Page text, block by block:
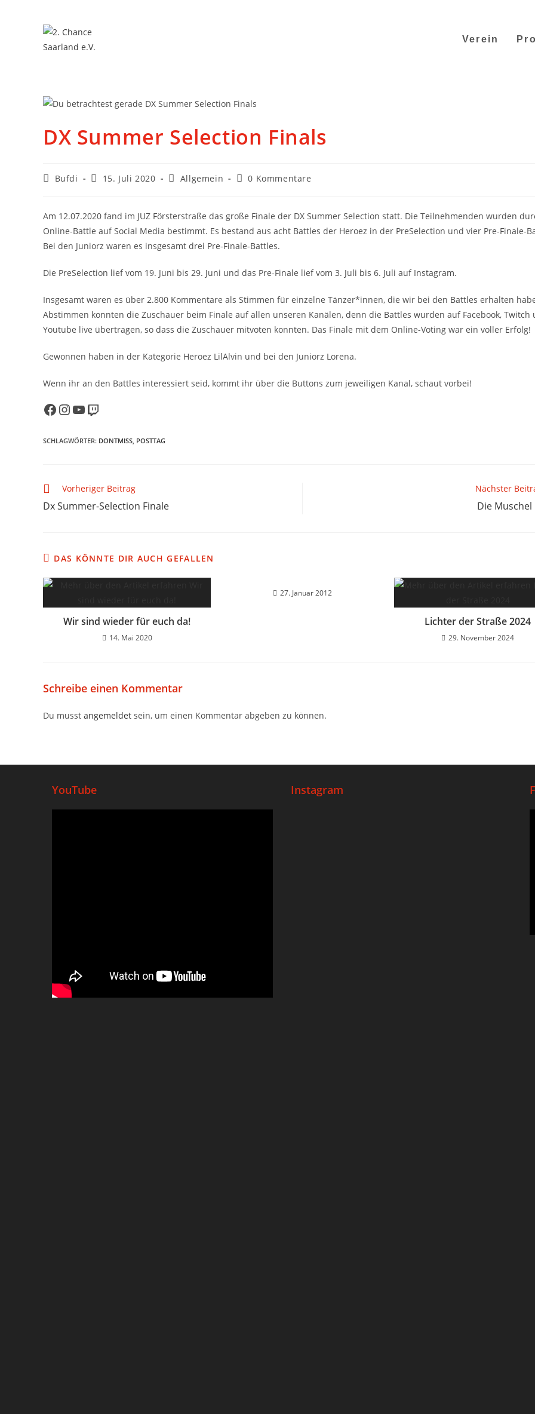
Verein
DX Summer Selection Finals
Bufdi 15. Juli 2020 Allgemein 0 Kommentare
Am 12.07.2020 fand im JUZ Försterstraße das große Finale der DX Summer Selection statt. Die Teilnehmenden wurden
Online-Battle auf Social Media bestimmt. Es bestand aus acht Battles der Heroez in der PreSelection und vier Pre-Finale-
Bei den Juniorz waren es insgesamt drei Pre-Finale-Battles.
Die PreSelection lief vom 19. Juni bis 29. Juni und das Pre-Finale lief vom 3. Juli bis 6. Juli auf Instagram.
Insgesamt waren es über 2.800 Kommentare als Stimmen für einzelne Tänzer*innen, die wir bei den Battles erhalten
Abstimmen konnten die Zuschauer beim Finale auf allen unseren Kanälen, denn die Battles wurden auf Facebook, Twitch
Youtube live übertragen, so dass die Zuschauer mitvoten konnten. Das Finale mit dem Online-Voting war ein voller Erfolg!
Gewonnen haben in der Kategorie Heroez LilAlvin und bei den Juniorz Lorena.
Wenn ihr an den Battles interessiert seid, kommt ihr über die Buttons zum jeweiligen Kanal, schaut vorbei!
SCHLAGWÖRTER: DONTMISS POSTTAG
Vorheriger Beitrag
Dx Summer-Selection Finale
Nächster
Die Muschel
DAS KÖNNTE DIR AUCH GEFALLEN
Wir sind wieder für euch da!
14. Mai 2020
27. Januar 2012
Lichter der Straße 2024
29. November 2024
Schreibe einen Kommentar
Du musst angemeldet sein, um einen Kommentar abgeben zu können.
YouTube Instagram